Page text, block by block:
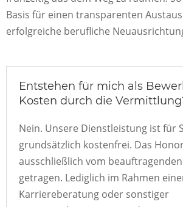
Basis für einen transparenten
erfolgreiche berufliche
Entstehen für mich als
Kosten durch die
Nein. Unsere Dienstleistung ist für
grundsätzlich kostenfrei. Das
ausschließlich vom
getragen. Lediglich im Rahmen
Karriereberatung oder sonstiger